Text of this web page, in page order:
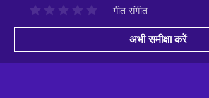
गीत संगीत
अभी समीक्षा करें